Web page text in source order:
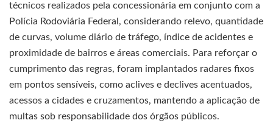
técnicos realizados pela concessionária em conjunto com a
Polícia Rodoviária Federal, considerando relevo, quantidade
de curvas, volume diário de tráfego, índice de acidentes e
proximidade de bairros e áreas comerciais. Para reforçar o
cumprimento das regras, foram implantados radares fixos
em pontos sensíveis, como aclives e declives acentuados,
acessos a cidades e cruzamentos, mantendo a aplicação de
multas sob responsabilidade dos órgãos públicos.